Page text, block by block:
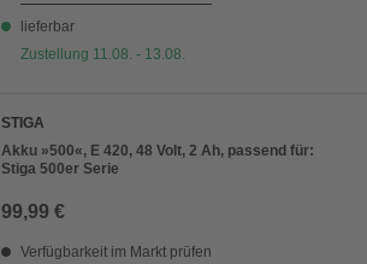
lieferbar
Zustellung 11.08. - 13.08.
STIGA
Akku »500«, E 420, 48 Volt, 2 Ah, passend für:
Stiga 500er Serie
99,99 €
Verfügbarkeit im Markt prüfen